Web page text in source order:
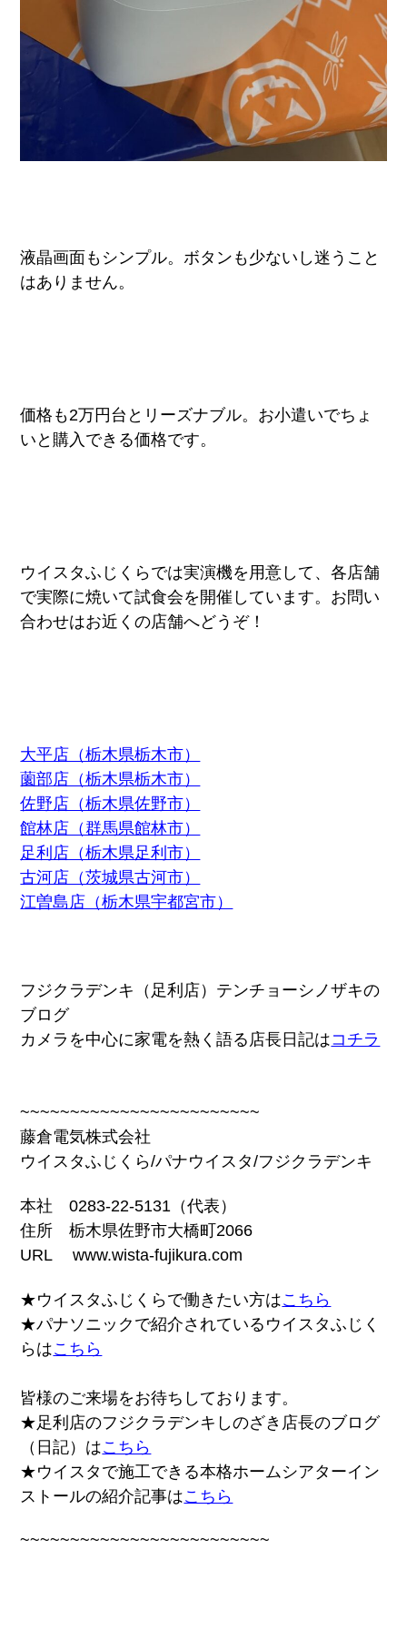
液晶画面もシンプル。ボタンも少ないし迷うこと
はありません。
価格も2万円台とリーズナブル。お小遣いでちょ
いと購入できる価格です。
ウイスタふじくらでは実演機を用意して、各店舗
で実際に焼いて試食会を開催しています。お問い
合わせはお近くの店舗へどうぞ！
大平店（栃木県栃木市）
薗部店（栃木県栃木市）
佐野店（栃木県佐野市）
館林店（群馬県館林市）
足利店（栃木県足利市）
古河店（茨城県古河市）
江曽島店（栃木県宇都宮市）
フジクラデンキ（足利店）テンチョーシノザキの
ブログ
カメラを中心に家電を熱く語る店長日記はコチラ
~~~~~~~~~~~~~~~~~~~~~~~~
藤倉電気株式会社
ウイスタふじくら/パナウイスタ/フジクラデンキ
本社 0283-22-5131（代表）
住所 栃木県佐野市大橋町2066
URL www.wista-fujikura.com
★ウイスタふじくらで働きたい方はこちら
★パナソニックで紹介されているウイスタふじく
らはこちら
皆様のご来場をお待ちしております。
★足利店のフジクラデンキしのざき店長のブログ
（日記）はこちら
★ウイスタで施工できる本格ホームシアターイン
ストールの紹介記事はこちら
~~~~~~~~~~~~~~~~~~~~~~~~~